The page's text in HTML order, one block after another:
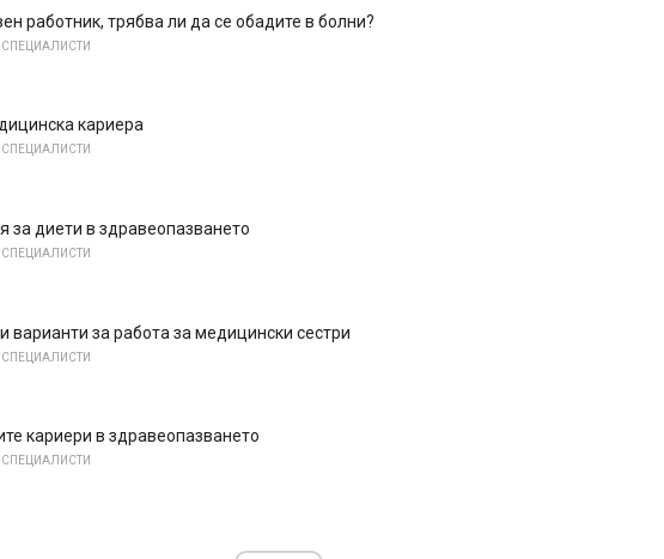
работник, трябва ли да се обадите в болни?
СПЕЦИАЛИСТИ
кариера
СПЕЦИАЛИСТИ
за диети в здравеопазването
СПЕЦИАЛИСТИ
варианти за работа за медицински сестри
СПЕЦИАЛИСТИ
кариери в здравеопазването
СПЕЦИАЛИСТИ